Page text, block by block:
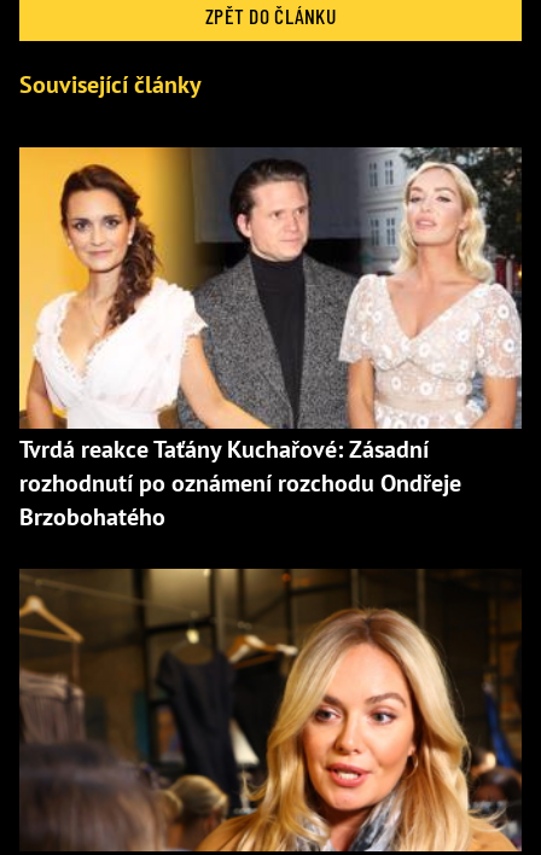
ZPĚT DO ČLÁNKU
Související články
Tvrdá reakce Taťány Kuchařové: Zásadní
rozhodnutí po oznámení rozchodu Ondřeje
Brzobohatého